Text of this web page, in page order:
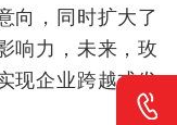
向，同时扩大了
响力，未来，玫
现企业跨越式发